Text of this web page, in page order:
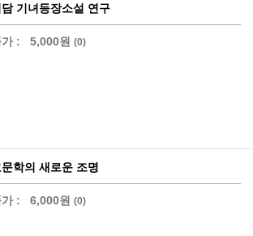
기녀등장소설 연구
: 5,000원 (0)
학의 새로운 조명
: 6,000원 (0)